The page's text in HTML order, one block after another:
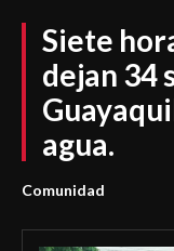
Siete
dejan 34
agua.
Comunidad